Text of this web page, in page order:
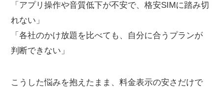
「アプリ操作や音質低下が不安で、格安SIMに踏み切
れない」
「各社のかけ放題を比べても、自分に合うプランが
判断できない」
こうした悩みを抱えたまま、料金表示の安さだけで